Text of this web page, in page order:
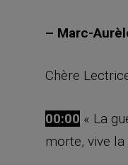
– Marc-
Chère
00:00 « La
morte, vive